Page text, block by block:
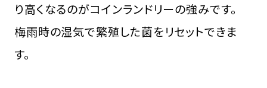
り高くなるのがコインランドリーの強みです。
梅雨時の湿気で繁殖した菌をリセットできま
す。